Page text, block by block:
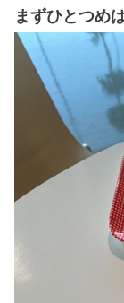
まずひとつめ